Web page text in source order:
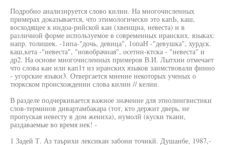
Подробно анализируется слово килин. На многочисленных
примерах доказывается, что этимологически это капЬ, каш,
восходящее к индоа-рийской кан (хвенщна, невеста) н в
различной форме используемое в современных иранских. языках:
напр. толишек. -1ипа-"дочь, девица", 1опаН -"девушка", хурдск.
каш,кета -"невеста", "новобрачная", осетнн-ктска - "невеста" и
др2. На основе многочисленных примеров В.И. Лытхин отмечает
что слова кан или кап1т из иранских языков заимствовали финно
- угорские языки3. Отвергается мнение некоторых ученых о
тюркском происхождении слова килин // келин.
В разделе подчеркивается важное значение для этнолингвистики
слов-терминов дивартамбакара (тот, кто держит дверь, не
пропуская невесту в дом жениха), нумолй (куски ткани,
раздаваемые во время нек! -
1 Задей Т. Аз таърихи лексикаи забони точикй. Душанбе, 1987,-